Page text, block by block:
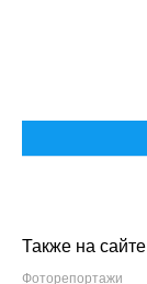
Также на сайте
Фоторепортажи